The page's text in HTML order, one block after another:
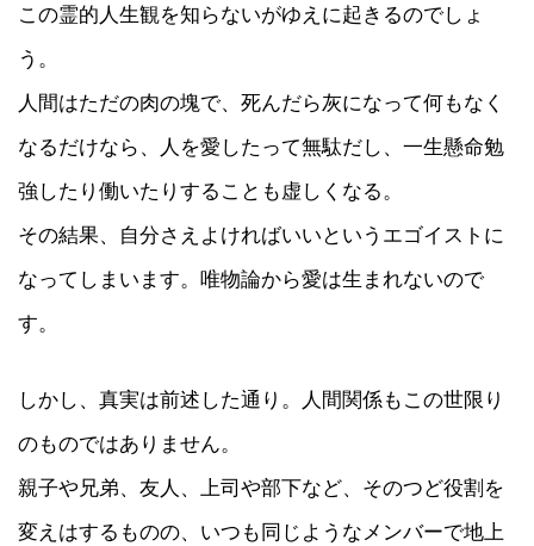
この霊的人生観を知らないがゆえに起きるのでしょ
う。
人間はただの肉の塊で、死んだら灰になって何もなく
なるだけなら、人を愛したって無駄だし、一生懸命勉
強したり働いたりすることも虚しくなる。
その結果、自分さえよければいいというエゴイストに
なってしまいます。唯物論から愛は生まれないので
す。
しかし、真実は前述した通り。人間関係もこの世限り
のものではありません。
親子や兄弟、友人、上司や部下など、そのつど役割を
変えはするものの、いつも同じようなメンバーで地上